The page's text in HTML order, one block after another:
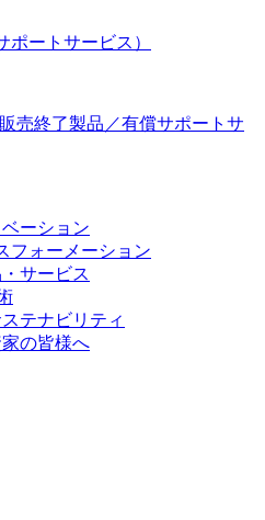
ートサービス）
売終了製品／有償サポートサ
ーション
フォーメーション
サービス
テナビリティ
の皆様へ